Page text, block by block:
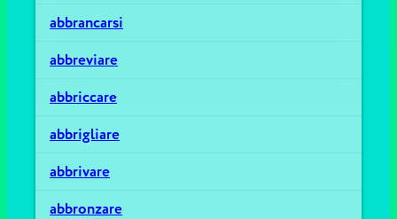
abbrancarsi
abbreviare
abbriccare
abbrigliare
abbrivare
abbronzare